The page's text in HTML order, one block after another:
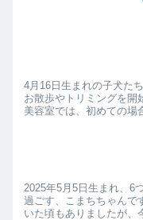
4月16日生まれの子犬た
お散歩やトリミングを開
美容室では、初めての場
2025年5月5日生まれ、6
過ごす、こまちちゃんで
いた頃もありましたが、